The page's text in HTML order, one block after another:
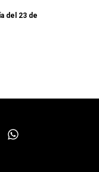
del 23 de